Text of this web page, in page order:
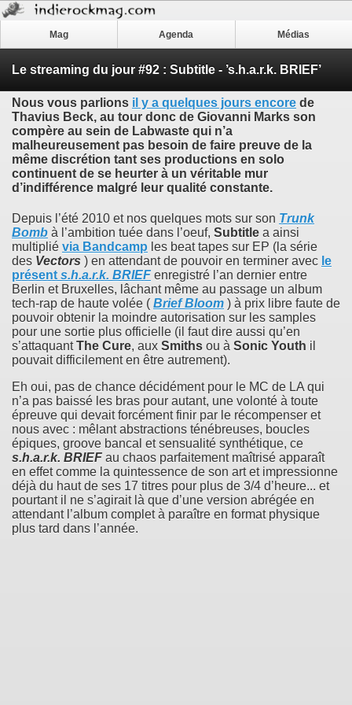
Mag Agenda Médias
Le streaming du jour #92 : Subtitle - ’s.h.a.r.k. BRIEF’
Nous vous parlions il y a quelques jours encore de
Thavius Beck, au tour donc de Giovanni Marks son
compère au sein de Labwaste qui n’a
malheureusement pas besoin de faire preuve de la
même discrétion tant ses productions en solo
continuent de se heurter à un véritable mur
d’indifférence malgré leur qualité constante.
Depuis l’été 2010 et nos quelques mots sur son Trunk
Bomb à l’ambition tuée dans l’oeuf, Subtitle a ainsi
multiplié via Bandcamp les beat tapes sur EP (la série
des Vectors ) en attendant de pouvoir en terminer avec le
présent s.h.a.r.k. BRIEF enregistré l’an dernier entre
Berlin et Bruxelles, lâchant même au passage un album
tech-rap de haute volée ( Brief Bloom ) à prix libre faute de
pouvoir obtenir la moindre autorisation sur les samples
pour une sortie plus officielle (il faut dire aussi qu’en
s’attaquantThe Cure, aux Smiths ou à Sonic Youth il
pouvait difficilement en être autrement).
Eh oui, pas de chance décidément pour le MC de LA qui
n’a pas baissé les bras pour autant, une volonté à toute
épreuve qui devait forcément finir par le récompenser et
nous avec : mêlant abstractions ténébreuses, boucles
épiques, groove bancal et sensualité synthétique, ce
s.h.a.r.k. BRIEF au chaos parfaitement maîtrisé apparaît
en effet comme la quintessence de son art et impressionne
déjà du haut de ses 17 titres pour plus de 3/4 d’heure... et
pourtant il ne s’agirait là que d’une version abrégée en
attendant l’album complet à paraître en format physique
plus tard dans l’année.